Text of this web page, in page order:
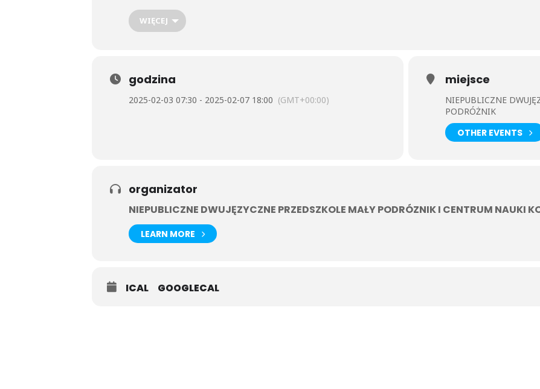
dodatkowe spostrzeżenia Wychowawcy o Dziecku, jego potrzebach rozwojowych, zauważalnych
zainteresowaniach. Otrzymają Państwo także informację o zaleceniach do dalszej pracy z Dzieckiem.
WIĘCEJ
godzina
2025-02-03 07:30 - 2025-02-07 18:00 (GMT+00:00)
miejsce
NIEPUBLICZNE
PODRÓŻNIK
OTHER EVENTS
organizator
NIEPUBLICZNE DWUJĘZYCZNE PRZEDSZKOLE MAŁY PODRÓZNIK I CENTRUM NAUKI
LEARN MORE
ICAL GOOGLECAL